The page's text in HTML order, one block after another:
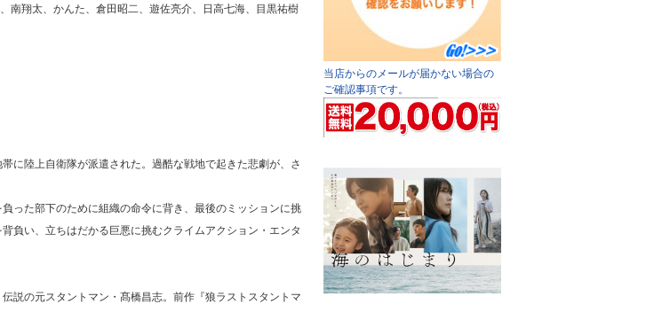
南翔太、かんた、倉田昭二、遊佐亮介、日高七海、目黒祐樹
に陸上自衛隊が派遣された。過酷な戦地で起きた悲劇が、さ
った部下のために組織の命令に背き、最後のミッションに挑
負い、立ちはだかる巨悪に挑むクライムアクション・エンタ
説の元スタントマン・髙橋昌志。前作『狼ラストスタントマ
当店からのメールが届かない場合の
ご確認事項です。